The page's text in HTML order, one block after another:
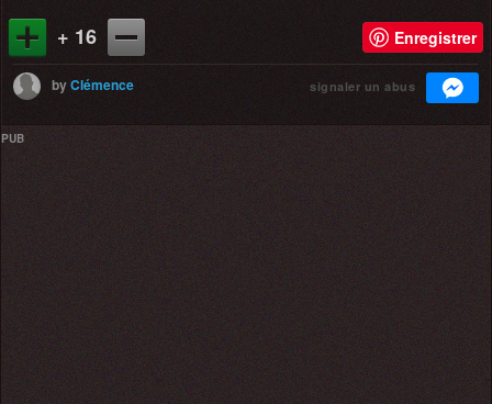
+ 16 Enregistrer
byClémence signaler un abus
PUB